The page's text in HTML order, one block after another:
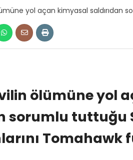
ölümüne yol
sorumlu tuttuğu
Tomahawk